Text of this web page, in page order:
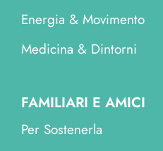
Energia & Movimento
Medicina & Dintorni
FAMILIARI E AMICI
Per Sostenerla